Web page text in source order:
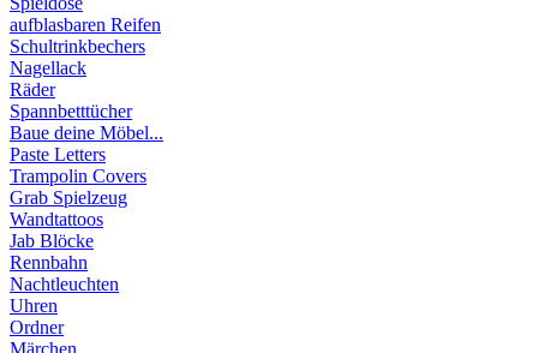
aufblasbaren Reifen
Schultrinkbechers
Nagellack
Räder
Spannbetttücher
Baue deine Möbel...
Paste Letters
Trampolin Covers
Grab Spielzeug
Wandtattoos
Jab Blöcke
Rennbahn
Nachtleuchten
Uhren
Ordner
Märchen